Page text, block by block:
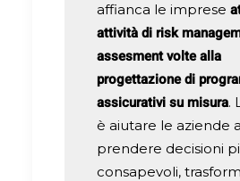
affianca le imprese
attività di risk
assesment volte alla
progettazione di
assicurativi su misura.
è aiutare le aziende a
prendere decisioni
consapevoli,